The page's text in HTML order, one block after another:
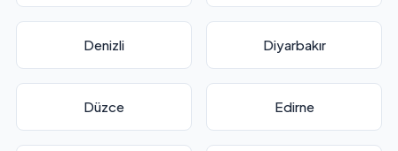
Denizli Diyarbakır
Düzce Edirne